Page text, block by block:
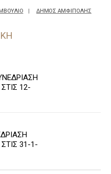
| ΔΗΜΟΣ ΑΜΦΙΠΟΛΗΣ
12-
31-1-